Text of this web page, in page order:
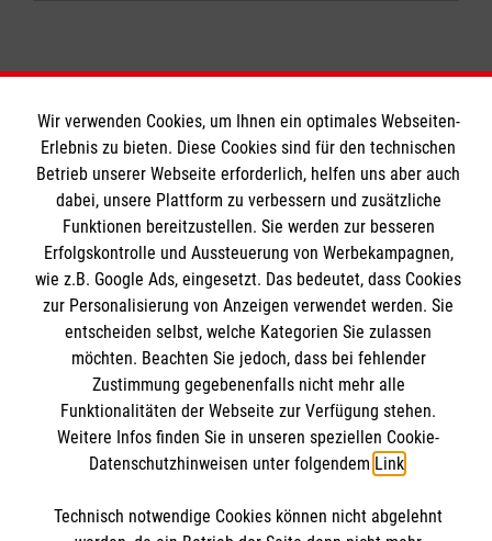
Soziale Netzwerke
Informationen
Kontakt
Impressum
Datenschutz
Malteser online
Malteserorden
Kontakt
Wir verwenden Cookies, um Ihnen ein optimales Webseiten-
Erlebnis zu bieten. Diese Cookies sind für den technischen
Betrieb unserer Webseite erforderlich, helfen uns aber auch
dabei, unsere Plattform zu verbessern und zusätzliche
Funktionen bereitzustellen. Sie werden zur besseren
Erfolgskontrolle und Aussteuerung von Werbekampagnen,
wie z.B. Google Ads, eingesetzt. Das bedeutet, dass Cookies
zur Personalisierung von Anzeigen verwendet werden. Sie
entscheiden selbst, welche Kategorien Sie zulassen
möchten. Beachten Sie jedoch, dass bei fehlender
Zustimmung gegebenenfalls nicht mehr alle
Funktionalitäten der Webseite zur Verfügung stehen.
Weitere Infos finden Sie in unseren speziellen Cookie-
Datenschutzhinweisen unter folgendem Link.
Technisch notwendige Cookies können nicht abgelehnt